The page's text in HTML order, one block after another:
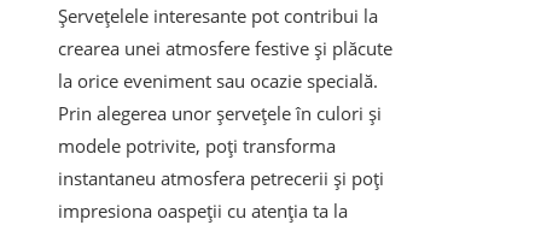
Șervețelele interesante pot contribui la
crearea unei atmosfere festive și plăcute
la orice eveniment sau ocazie specială.
Prin alegerea unor șervețele în culori și
modele potrivite, poți transforma
instantaneu atmosfera petrecerii și poți
impresiona oaspeții cu atenția ta la